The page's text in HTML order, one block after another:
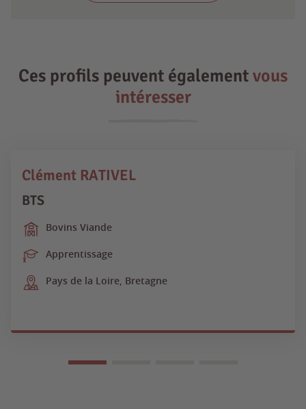
Ces profils peuvent égalementvous
intéresser
Clément RATIVEL
BTS
Bovins Viande
Apprentissage
Pays de la Loire, Bretagne